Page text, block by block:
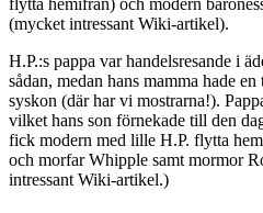
flytta hemifrån) och modern
(mycket intressant Wiki-artikel).
H.P.:s pappa var handelsresande i
sådan, medan hans mamma hade
syskon (där har vi mostrarna!).
vilket hans son förnekade till den
fick modern med lille H.P. flytta
och morfar Whipple samt mormor
intressant Wiki-artikel.)